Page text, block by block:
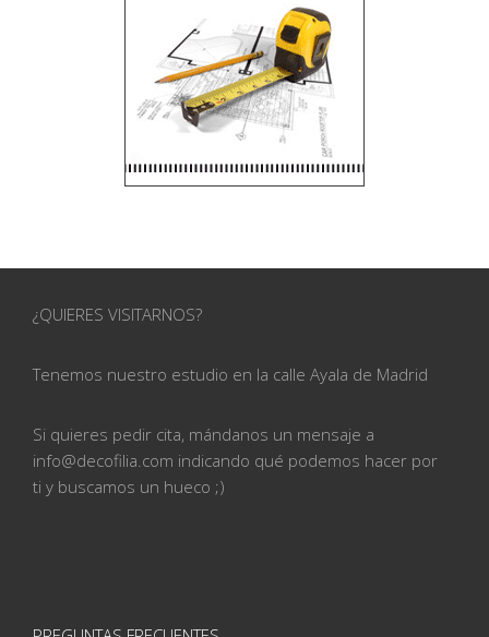
¿QUIERES VISITARNOS?
Tenemos nuestro estudio en la calle Ayala de Madrid
Si quieres pedir cita, mándanos un mensaje a
info@decofilia.com indicando qué podemos hacer por
ti y buscamos un hueco ;)